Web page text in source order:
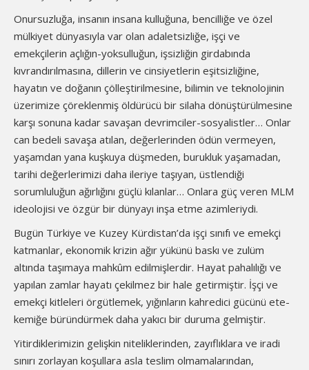
Onursuzluğa, insanın insana kulluğuna, bencilliğe ve özel
mülkiyet dünyasıyla var olan adaletsizliğe, işçi ve
emekçilerin açlığın-yoksulluğun, işsizliğin girdabında
kıvrandırılmasına, dillerin ve cinsiyetlerin eşitsizliğine,
hayatın ve doğanın çölleştirilmesine, bilimin ve teknolojinin
üzerimize çöreklenmiş öldürücü bir silaha dönüştürülmesine
karşı sonuna kadar savaşan devrimciler-sosyalistler… Onlar
can bedeli savaşa atılan, değerlerinden ödün vermeyen,
yaşamdan yana kuşkuya düşmeden, burukluk yaşamadan,
tarihi değerlerimizi daha ileriye taşıyan, üstlendiği
sorumluluğun ağırlığını güçlü kılanlar… Onlara güç veren MLM
ideolojisi ve özgür bir dünyayı inşa etme azimleriydi.
Bugün Türkiye ve Kuzey Kürdistan’da işçi sınıfı ve emekçi
katmanlar, ekonomik krizin ağır yükünü baskı ve zulüm
altında taşımaya mahkûm edilmişlerdir. Hayat pahalılığı ve
yapılan zamlar hayatı çekilmez bir hale getirmiştir. İşçi ve
emekçi kitleleri örgütlemek, yığınların kahredici gücünü ete-
kemiğe büründürmek daha yakıcı bir duruma gelmiştir.
Yitirdiklerimizin gelişkin niteliklerinden, zayıflıklara ve iradi
sınırı zorlayan koşullara asla teslim olmamalarından,